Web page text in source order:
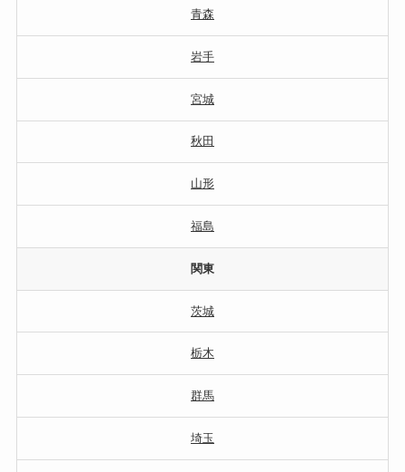
青森
岩手
宮城
秋田
山形
福島
関東
茨城
栃木
群馬
埼玉